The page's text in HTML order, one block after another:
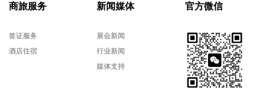
商旅服务
签证服务
酒店住宿
新闻媒体
展会新闻
行业新闻
媒体支持
官方微信